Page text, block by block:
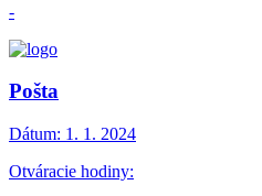
-
Pošta
Dátum: 1. 1. 2024
Otváracie hodiny: